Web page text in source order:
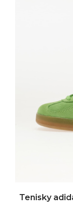
Tenisky